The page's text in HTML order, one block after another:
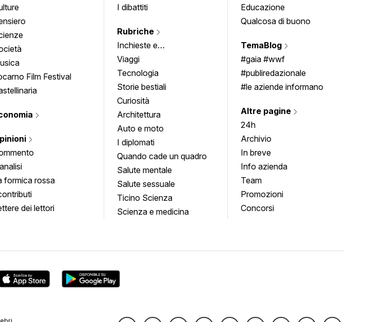
Film Festival
formica rossa
dei lettori
I dibattiti
Rubriche
Inchieste e
approfondimenti
Viaggi
Tecnologia
Storie bestiali
Curiosità
Architettura
Auto e moto
I diplomati
Quando cade un quadro
Salute mentale
Salute sessuale
Ticino Scienza
Scienza e medicina
Educazione
Qualcosa di buono
TemaBlog
#gaia #wwf
#publiredazionale
#le aziende informano
Altre pagine
24h
Archivio
In breve
Info azienda
Team
Promozioni
Concorsi